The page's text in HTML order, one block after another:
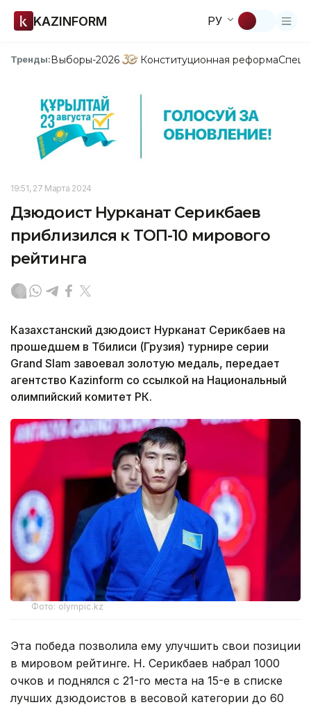
KAZINFORM РУ
Тренды:Выборы-2026 Конституционная реформа
19:51, 27 Марта 2024
Дзюдоист Нурканат Серикбаев
приблизился к ТОП-10 мирового
рейтинга
Казахстанский дзюдоист Нурканат Серикбаев на
прошедшем в Тбилиси (Грузия) турнире серии
Grand Slam завоевал золотую медаль, передает
агентство Kazinform со ссылкой на Национальный
олимпийский комитет РК.
Фото: olympic.kz
Эта победа позволила ему улучшить свои позиции
в мировом рейтинге. Н. Серикбаев набрал 1000
очков и поднялся с 21-го места на 15-е в списке
лучших дзюдоистов в весовой категории до 60